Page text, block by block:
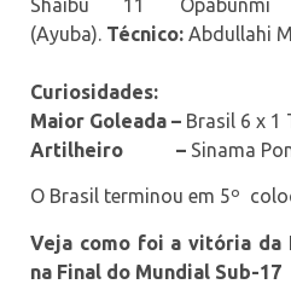
Shaibu 11
(Ayuba). Técnico: Abdullahi
Curiosidades:
Maior Goleada – Brasil 6 x 1
Artilheiro – Sinama
O Brasil terminou em 5º
Veja como foi a vitória da
na Final do Mundial Sub-17